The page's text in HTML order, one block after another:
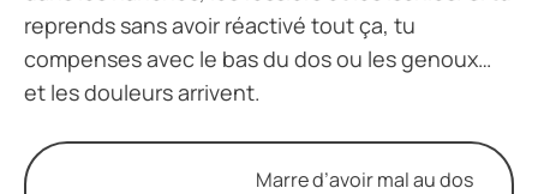
reprends sans avoir réactivé tout ça, tu
compenses avec le bas du dos ou les genoux…
et les douleurs arrivent.
Marre d’avoir mal au dos